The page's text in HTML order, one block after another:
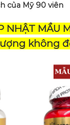
của Mỹ 90 viên
NHẬT MẦU
không